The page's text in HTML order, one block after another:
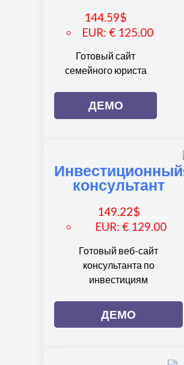
144.59$
EUR:€ 125.00
Готовый сайт
семейного юриста
ДЕМО
Инвестиционный
консультант
149.22$
EUR: € 129.00
Готовый веб-сайт
консультанта по
инвестициям
ДЕМО